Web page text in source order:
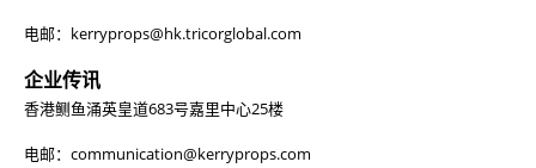
电邮：kerryprops@hk.tricorglobal.com
企业传讯
香港鲗鱼涌英皇道683号嘉里中心25楼
电邮：communication@kerryprops.com